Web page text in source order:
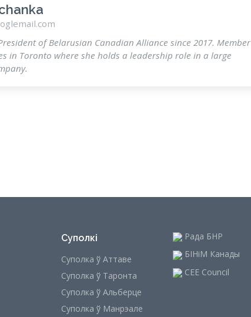
of Belarusian Canadian Alliance since 2017. Member
in Toronto where she holds a leadership role in a large
Суполкі
Суполка ў Аттаве
Суполка ў Таронта
Суполка ў Альберце
Суполка ў Манрэале
Рада БНР
БІНіМ Канады
CEE Council